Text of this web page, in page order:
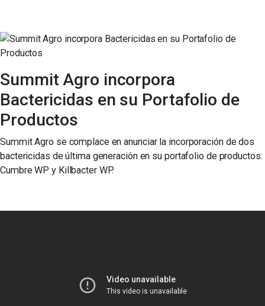
Summit Agro incorpora
Bactericidas en su Portafolio de
Productos
Summit Agro se complace en anunciar la incorporación de dos
bactericidas de última generación en su portafolio de productos:
Cumbre WP y Killbacter WP.